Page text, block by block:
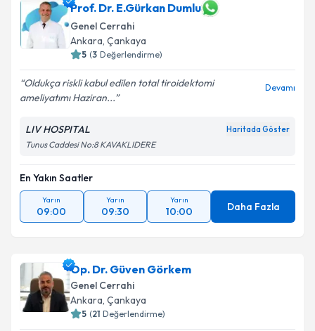
Prof. Dr. E.Gürkan Dumlu
Genel Cerrahi
Ankara, Çankaya
5 (3 Değerlendirme)
Oldukça riskli kabul edilen total tiroidektomi
ameliyatımı Haziran...
Devamı
LIV HOSPITAL Haritada Göster
Tunus Caddesi No:8 KAVAKLIDERE
En Yakın Saatler
Yarın
09:00
Yarın
09:30
Yarın
10:00 Daha Fazla
Op. Dr. Güven Görkem
Genel Cerrahi
Ankara, Çankaya
5 (21 Değerlendirme)